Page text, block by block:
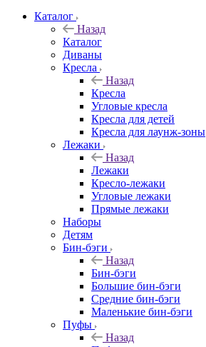
Каталог
Назад
Каталог
Диваны
Кресла
Назад
Кресла
Угловые кресла
Кресла для детей
Кресла для лаунж-зоны
Лежаки
Назад
Лежаки
Кресло-лежаки
Угловые лежаки
Прямые лежаки
Наборы
Детям
Бин-бэги
Назад
Бин-бэги
Большие бин-бэги
Средние бин-бэги
Маленькие бин-бэги
Пуфы
Назад